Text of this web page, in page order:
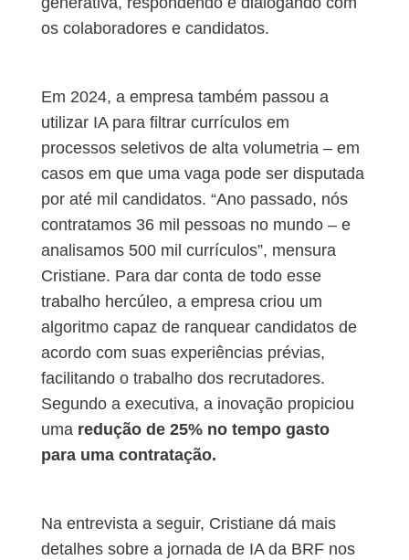
os colaboradores e candidatos.
Em 2024, a empresa também passou a
utilizar IA para filtrar currículos em
processos seletivos de alta volumetria – em
casos em que uma vaga pode ser disputada
por até mil candidatos. “Ano passado, nós
contratamos 36 mil pessoas no mundo – e
analisamos 500 mil currículos”, mensura
Cristiane. Para dar conta de todo esse
trabalho hercúleo, a empresa criou um
algoritmo capaz de ranquear candidatos de
acordo com suas experiências prévias,
facilitando o trabalho dos recrutadores.
Segundo a executiva, a inovação propiciou
uma redução de 25% no tempo gasto
para uma contratação.
Na entrevista a seguir, Cristiane dá mais
detalhes sobre a jornada de IA da BRF nos